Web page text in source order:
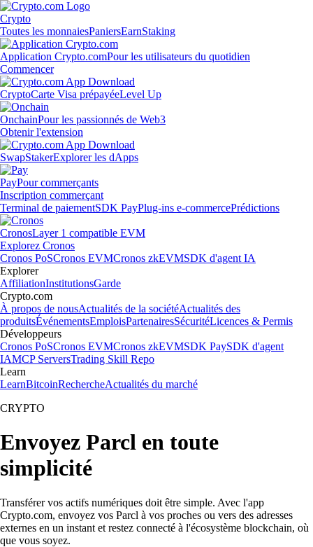
Crypto
Toutes les monnaiesPaniersEarnStaking
Application Crypto.comPour les utilisateurs du quotidien
Commencer
CryptoCarte Visa prépayéeLevel Up
OnchainPour les passionnés de Web3
Obtenir l'extension
SwapStakerExplorer les dApps
PayPour commerçants
Inscription commerçant
Terminal de paiementSDK PayPlug-ins e-commercePrédictions
CronosLayer 1 compatible EVM
Explorez Cronos
Cronos PoSCronos EVMCronos zkEVMSDK d'agent IA
Explorer
AffiliationInstitutionsGarde
Crypto.com
À propos de nousActualités de la sociétéActualités des
produitsÉvénementsEmploisPartenairesSécuritéLicences & Permis
Développeurs
Cronos PoSCronos EVMCronos zkEVMSDK PaySDK d'agent
IAMCP ServersTrading Skill Repo
Learn
LearnBitcoinRechercheActualités du marché
CRYPTO
Envoyez Parcl en toute
simplicité
Transférer vos actifs numériques doit être simple. Avec l'app
Crypto.com, envoyez vos Parcl à vos proches ou vers des adresses
externes en un instant et restez connecté à l'écosystème blockchain, où
que vous soyez.